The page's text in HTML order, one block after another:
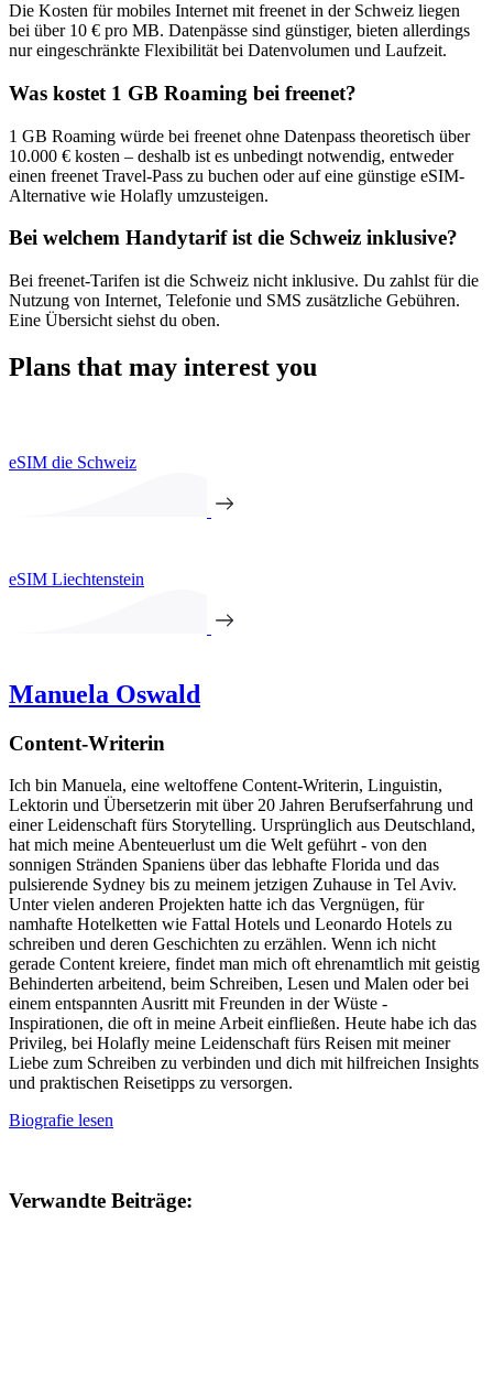
Die Kosten für mobiles Internet mit freenet in der Schweiz liegen
bei über 10 € pro MB. Datenpässe sind günstiger, bieten allerdings
nur eingeschränkte Flexibilität bei Datenvolumen und Laufzeit.
Was kostet 1 GB Roaming bei freenet?
1 GB Roaming würde bei freenet ohne Datenpass theoretisch über
10.000 € kosten – deshalb ist es unbedingt notwendig, entweder
einen freenet Travel-Pass zu buchen oder auf eine günstige eSIM-
Alternative wie Holafly umzusteigen.
Bei welchem Handytarif ist die Schweiz inklusive?
Bei freenet-Tarifen ist die Schweiz nicht inklusive. Du zahlst für die
Nutzung von Internet, Telefonie und SMS zusätzliche Gebühren.
Eine Übersicht siehst du oben.
Plans that may interest you
eSIM die Schweiz
eSIM Liechtenstein
Manuela Oswald
Content-Writerin
Ich bin Manuela, eine weltoffene Content-Writerin, Linguistin,
Lektorin und Übersetzerin mit über 20 Jahren Berufserfahrung und
einer Leidenschaft fürs Storytelling. Ursprünglich aus Deutschland,
hat mich meine Abenteuerlust um die Welt geführt - von den
sonnigen Stränden Spaniens über das lebhafte Florida und das
pulsierende Sydney bis zu meinem jetzigen Zuhause in Tel Aviv.
Unter vielen anderen Projekten hatte ich das Vergnügen, für
namhafte Hotelketten wie Fattal Hotels und Leonardo Hotels zu
schreiben und deren Geschichten zu erzählen. Wenn ich nicht
gerade Content kreiere, findet man mich oft ehrenamtlich mit geistig
Behinderten arbeitend, beim Schreiben, Lesen und Malen oder bei
einem entspannten Ausritt mit Freunden in der Wüste -
Inspirationen, die oft in meine Arbeit einfließen. Heute habe ich das
Privileg, bei Holafly meine Leidenschaft fürs Reisen mit meiner
Liebe zum Schreiben zu verbinden und dich mit hilfreichen Insights
und praktischen Reisetipps zu versorgen.
Biografie lesen
Verwandte Beiträge: